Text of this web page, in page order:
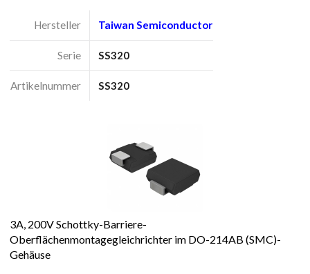
Hersteller Taiwan Semiconductor
Serie SS320
Artikelnummer SS320
3A, 200V Schottky-Barriere-
Oberflächenmontagegleichrichter im DO-214AB (SMC)-
Gehäuse